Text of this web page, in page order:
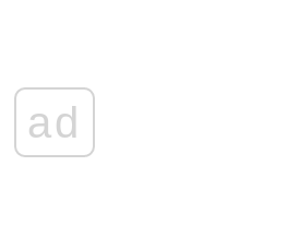
ad